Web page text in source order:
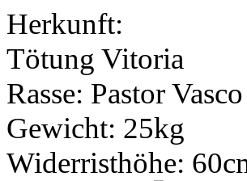
Herkunft:
Tötung Vitoria
Rasse: Pastor Vasco
Gewicht: 25kg
Widerristhöhe: